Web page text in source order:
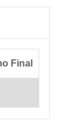
Final